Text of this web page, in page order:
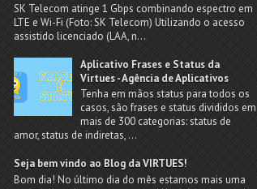
SK Telecom atinge 1 Gbps combinando espectro em
LTE e Wi-Fi (Foto: SK Telecom) Utilizando o acesso
assistido licenciado (LAA, n...
Aplicativo Frases e Status da
Virtues - Agência de Aplicativos
Tenha em mãos status para todos os
casos, são frases e status divididos em
mais de 300 categorias: status de
amor, status de indiretas, ...
Seja bem vindo ao Blog da VIRTUES!
Bom dia! No último dia do mês estamos mais uma